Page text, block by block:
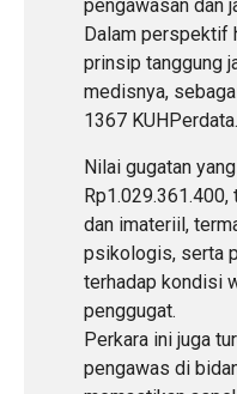
pengawasan dan
Dalam perspektif
prinsip tanggung
medisnya,
1367 KUHPerdata.
Nilai gugatan
dan imateriil,
psikologis, serta
terhadap kondisi
penggugat.
Perkara ini juga
pengawas di